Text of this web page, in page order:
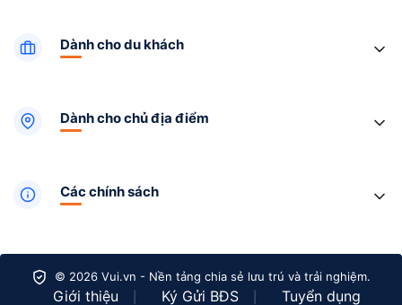
Dành cho du khách
Dành cho chủ địa điểm
Các chính sách
© 2026 Vui.vn - Nền tảng chia sẻ lưu trú và trải nghiệm.
Giới thiệu Ký Gửi BĐS Tuyển dụng